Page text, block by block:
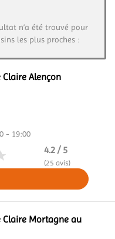
n’a été trouvé pour
les plus proches :
Alençon
- 19:00
4.2 / 5
(25 avis)
Claire Mortagne au